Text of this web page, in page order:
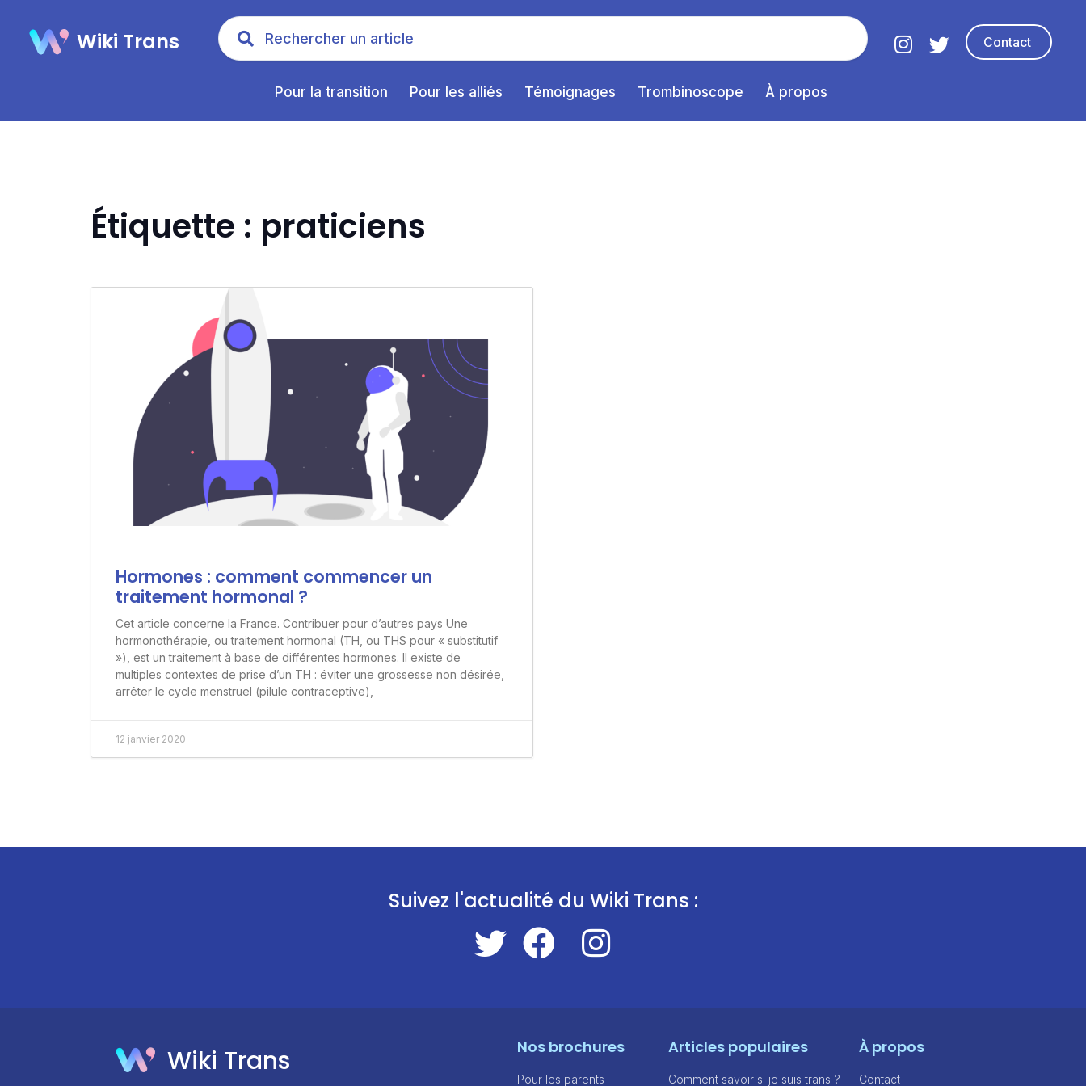
Wiki Trans Contact
Pour la transition Pour les alliés Témoignages Trombinoscope À propos
Étiquette : praticiens
Hormones : comment commencer un
traitement hormonal ?
Cet article concerne la France. Contribuer pour d’autres pays Une
hormonothérapie, ou traitement hormonal (TH, ou THS pour « substitutif
»), est un traitement à base de différentes hormones. Il existe de
multiples contextes de prise d’un TH : éviter une grossesse non désirée,
arrêter le cycle menstruel (pilule contraceptive),
12 janvier 2020
Suivez l'actualité du Wiki Trans :
Wiki Trans Nos brochures
Pour les parents
Articles populaires
Comment savoir si je suis trans ?
À propos
Contact